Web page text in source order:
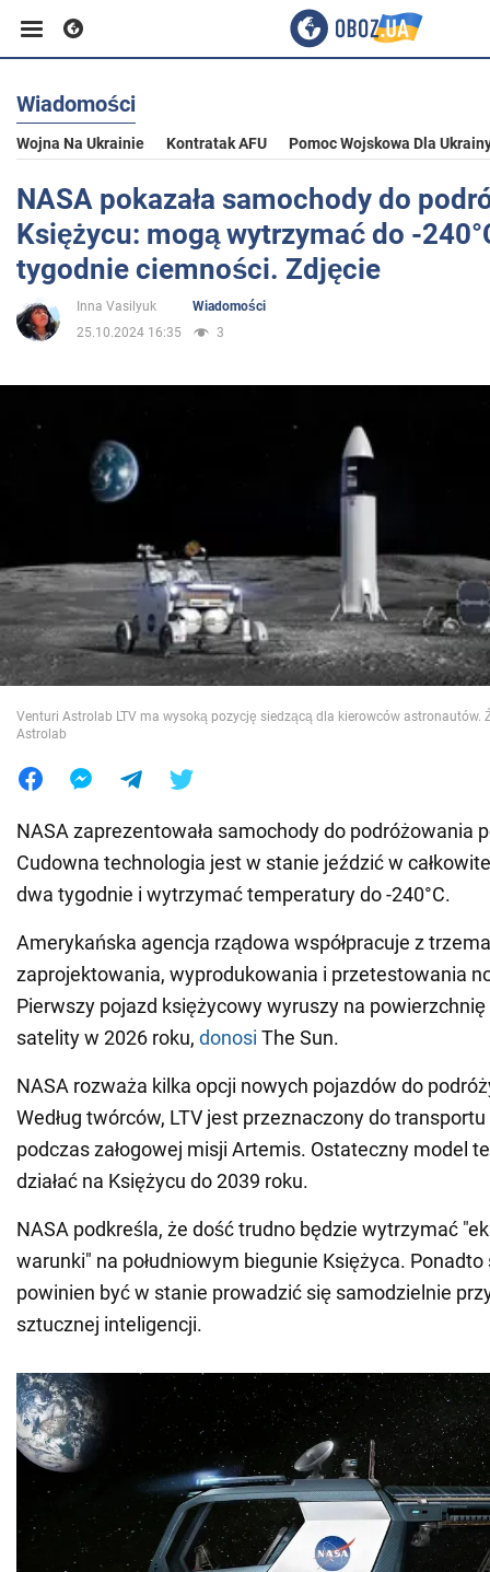
Biznes
Sport
Rozrywka
Życie
Społeczeństwo
Wojna na Ukrainie
Świat
Jedzenie
Wiadomości
Wojna Na Ukrainie Kontratak AFU Pomoc Wojskowa Dla
NASA pokazała samochody do
Księżycu: mogą wytrzymać do -
tygodnie ciemności. Zdjęcie
Inna Vasilyuk
Wiadomości
25.10.2024 16:35
3
Venturi Astrolab LTV ma wysoką pozycję siedzącą dla kierowców astronautów.
Astrolab
NASA zaprezentowała samochody do podróżowania
Cudowna technologia jest w stanie jeździć w
dwa tygodnie i wytrzymać temperatury do -240°C.
Amerykańska agencja rządowa współpracuje z
zaprojektowania, wyprodukowania i przetestowania
Pierwszy pojazd księżycowy wyruszy na
satelity w 2026 roku, donosi The Sun.
NASA rozważa kilka opcji nowych pojazdów do
Według twórców, LTV jest przeznaczony do
podczas załogowej misji Artemis. Ostateczny model
działać na Księżycu do 2039 roku.
NASA podkreśla, że dość trudno będzie wytrzymać
warunki" na południowym biegunie Księżyca.
powinien być w stanie prowadzić się samodzielnie
sztucznej inteligencji.